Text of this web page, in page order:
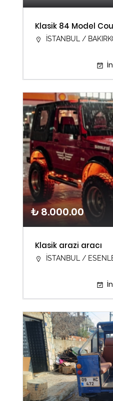
Klasik 84 Model
İSTANBUL /
₺ 8.000.00
Klasik arazi aracı
İSTANBUL /